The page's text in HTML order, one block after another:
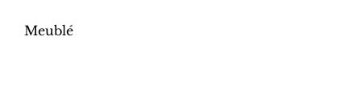
Meublé